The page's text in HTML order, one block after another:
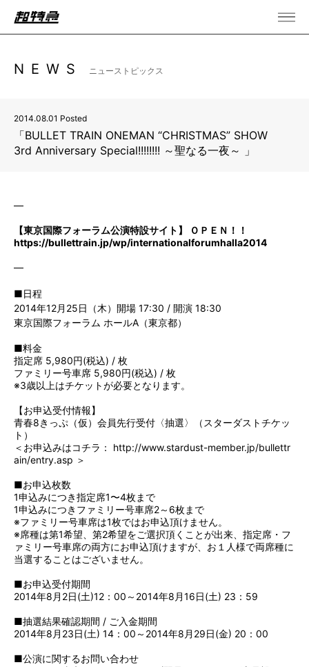
NEWS ニューストピックス
2014.08.01 Posted
「BULLET TRAIN ONEMAN “CHRISTMAS” SHOW
3rd Anniversary Special!!!!!!!! ～聖なる一夜～ 」
—
【東京国際フォーラム公演特設サイト】 ＯＰＥＮ！！
https://bullettrain.jp/wp/internationalforumhalla2014
—
■日程
2014年12月25日（木）開場 17:30 / 開演 18:30
東京国際フォーラム ホールA（東京都）
■料金
指定席 5,980円(税込) / 枚
ファミリー号車席 5,980円(税込) / 枚
※3歳以上はチケットが必要となります。
【お申込受付情報】
青春8きっぷ（仮）会員先行受付〈抽選〉（スターダストチケッ
ト）
＜お申込みはコチラ： http://www.stardust-member.jp/bullettr
ain/entry.asp ＞
■お申込枚数
1申込みにつき指定席1〜4枚まで
1申込みにつきファミリー号車席2～6枚まで
※ファミリー号車席は1枚ではお申込頂けません。
※席種は第1希望、第2希望をご選択頂くことが出来、指定席・フ
ァミリー号車席の両方にお申込頂けますが、お１人様で両席種に
当選することはございません。
■お申込受付期間
2014年8月2日(土)12：00～2014年8月16日(土) 23：59
■抽選結果確認期間 / ご入金期間
2014年8月23日(土) 14：00～2014年8月29日(金) 20：00
■公演に関するお問い合わせ